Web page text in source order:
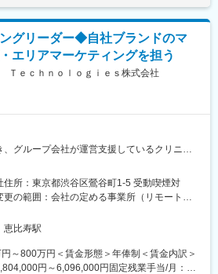
でクリニックのリードが増え、契約数が伸
いくという手触り感を感じられる業務です。
定める業務
を行っています。
美容クリニックや大手脱毛クリニックの立
もある当社CEOと、業界で名前の知られる
代表がタッグを組み「矯正を通じて笑顔に
という志によって生まれたブランドです。
い』という従来のイメージを変え、多くの
したいとブランドを育ててきた結果、既に10
笑顔になるお手伝いをしてきました。
ィングに特化した子会社である
株式会社を設立、また同年9月にはク
ン矯正だけにとどまらず幅広い歯科の領域で
サービスを展開しております。
める業務
ングリーダー◆自社ブランドのマ
エリアマーケティングを担う
Ｔｅｃｈｎｏｌｏｇｉｅｓ株式会社
、グループ会社が運営支援しているクリニッ
ジメント
略・戦術立案／実行
ジメント
住所：東京都渋谷区鶯谷町1-5 受動喫煙対
更の範囲：会社の定める事業所（リモートワ
恵比寿駅
～800万円＜賃金形態＞年俸制＜賃金内訳＞
円～6,096,000円固定残業手当/月：